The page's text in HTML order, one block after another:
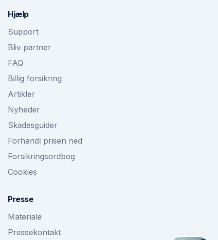
Hjælp
Support
Bliv partner
FAQ
Billig forsikring
Artikler
Nyheder
Skadesguider
Forhandl prisen ned
Forsikringsordbog
Cookies
Presse
Materiale
Pressekontakt